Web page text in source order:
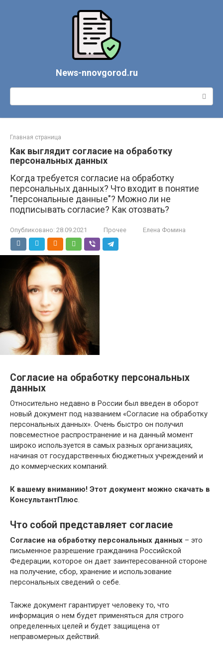
News-nnovgorod.ru
Поиск:
Главная страница
Как выглядит согласие на обработку
персональных данных
Когда требуется согласие на обработку
персональных данных? Что входит в понятие
"персональные данные"? Можно ли не
подписывать согласие? Как отозвать?
Опубликовано: 28.09.2021 Прочее Елена Фомина
Согласие на обработку персональных
данных
Относительно недавно в России был введен в оборот
новый документ под названием «Согласие на обработку
персональных данных». Очень быстро он получил
повсеместное распространение и на данный момент
широко используется в самых разных организациях,
начиная от государственных бюджетных учреждений и
до коммерческих компаний.
К вашему вниманию! Этот документ можно скачать в
КонсультантПлюс.
Что собой представляет согласие
Согласие на обработку персональных данных – это
письменное разрешение гражданина Российской
Федерации, которое он дает заинтересованной стороне
на получение, сбор, хранение и использование
персональных сведений о себе.
Также документ гарантирует человеку то, что
информация о нем будет применяться для строго
определенных целей и будет защищена от
неправомерных действий.